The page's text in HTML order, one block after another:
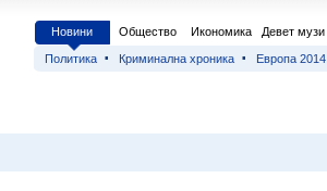
Новини Общество Икономика Девет музи
Политика Криминална хроника Европа 2014